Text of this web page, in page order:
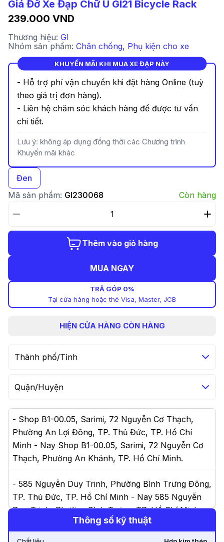
Giá Đỡ Xe Đạp Chữ U GI21 Bicycle Rack
239.000 VND
Thương hiệu: GI
Nhóm sản phẩm: Chân chống, Phụ kiện cho xe
KHUYẾN MÃI KHI MUA XE ĐẠP NÀY
- Hỗ trợ phí vận chuyển khi đặt hàng Online (tuỳ
theo giá trị đơn hàng).
- Liên hệ chăm sóc khách hàng để được tư vấn
chi tiết.
Lưu ý: không áp dụng đồng thời các Chương trình
Khuyến mãi khác
Đen
Mã sản phẩm: GI230068 Còn hàng
Thêm vào giỏ hàng
MUA NGAY
TRẢ GÓP 0%
Tại cửa hàng hoặc thẻ Visa, Master, JCB
HIỆN CỬA HÀNG CÒN HÀNG
Thành phố/Tỉnh
Quận/Huyện
- Shop B1-00.05, Sarimi, 72 Nguyễn Cơ Thạch,
Phường An Lợi Đông, TP. Thủ Đức, TP. Hồ Chí
Minh - Nay Shop B1-00.05, Sarimi, 72 Nguyễn Cơ
Thạch, Phường An Khánh, TP. Hồ Chí Minh.
- 585 Nguyễn Duy Trinh, Phường Bình Trưng Đông,
TP. Thủ Đức, TP. Hồ Chí Minh - Nay 585 Nguyễn
Duy Trinh, Phường Bình Trưng, TP. Hồ Chí Minh.
63C Võ Thị Sáu, Phường 6, Quận 3, TP. Hồ Chí
Thông số kỹ thuật